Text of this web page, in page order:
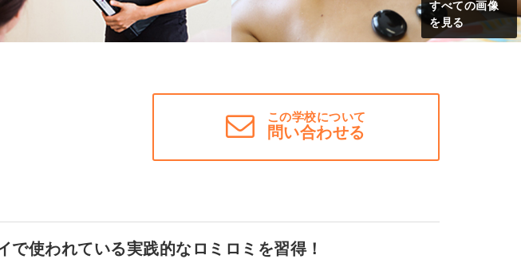
すべての画像
を見る
この学校について
問い合わせる
で使われている実践的なロミロミを習得！